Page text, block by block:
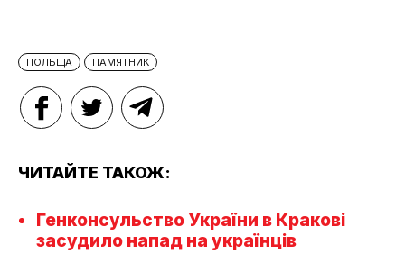
ПОЛЬЩА ПАМЯТНИК
ЧИТАЙТЕ ТАКОЖ:
Генконсульство України в Кракові
засудило напад на українців